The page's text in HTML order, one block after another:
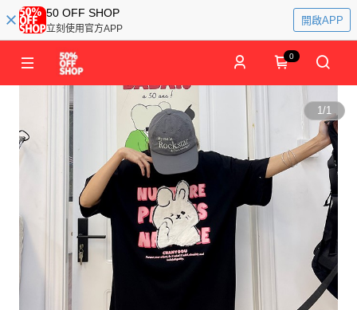
50 OFF SHOP
立刻使用官方APP
開啟APP
0
1/1